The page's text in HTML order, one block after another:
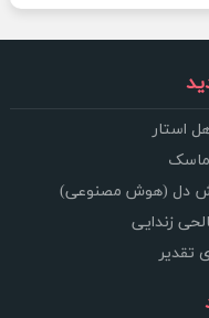
استار
ماسک
آتش دل (هوش مصنوعی)
زندایی
تقدیر